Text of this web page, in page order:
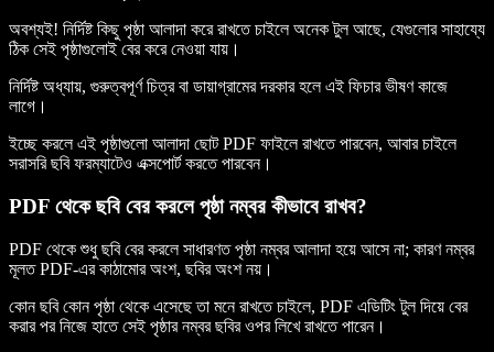
অবশ্যই! নির্দিষ্ট কিছু পৃষ্ঠা আলাদা করে রাখতে চাইলে অনেক টুল আছে, যেগুলোর সাহায্যে
ঠিক সেই পৃষ্ঠাগুলোই বের করে নেওয়া যায়।
নির্দিষ্ট অধ্যায়, গুরুত্বপূর্ণ চিত্র বা ডায়াগ্রামের দরকার হলে এই ফিচার ভীষণ কাজে
লাগে।
ইচ্ছে করলে এই পৃষ্ঠাগুলো আলাদা ছোট PDF ফাইলে রাখতে পারবেন, আবার চাইলে
সরাসরি ছবি ফরম্যাটেও এক্সপোর্ট করতে পারবেন।
PDF থেকে ছবি বের করলে পৃষ্ঠা নম্বর কীভাবে রাখব?
PDF থেকে শুধু ছবি বের করলে সাধারণত পৃষ্ঠা নম্বর আলাদা হয়ে আসে না; কারণ নম্বর
মূলত PDF-এর কাঠামোর অংশ, ছবির অংশ নয়।
কোন ছবি কোন পৃষ্ঠা থেকে এসেছে তা মনে রাখতে চাইলে, PDF এডিটিং টুল দিয়ে বের
করার পর নিজে হাতে সেই পৃষ্ঠার নম্বর ছবির ওপর লিখে রাখতে পারেন।